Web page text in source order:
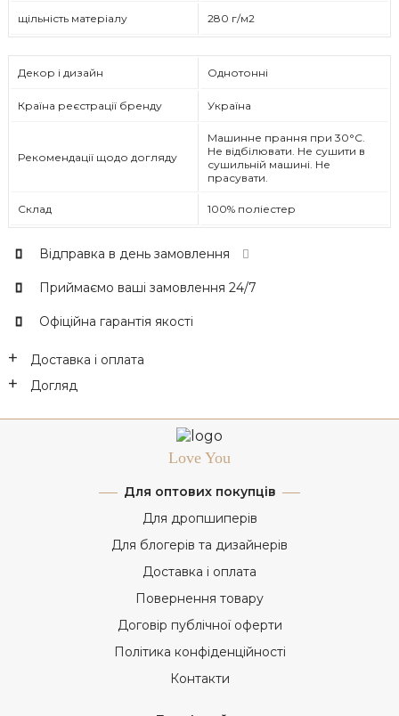
щільність матеріалу 280 г/м2
Декор і дизайн Однотонні
Країна реєстрації бренду Україна
Рекомендації щодо догляду
Машинне прання при 30°C.
Не відбілювати. Не сушити в
сушильній машині. Не
прасувати.
Склад 100% поліестер
Відправка в день замовлення
Приймаємо ваші замовлення 24/7
Офіційна гарантія якості
Доставка і оплата
Догляд
Love You
Для оптових покупців
Для дропшиперів
Для блогерів та дизайнерів
Доставка і оплата
Повернення товару
Договір публічної оферти
Політика конфіденційності
Контакти